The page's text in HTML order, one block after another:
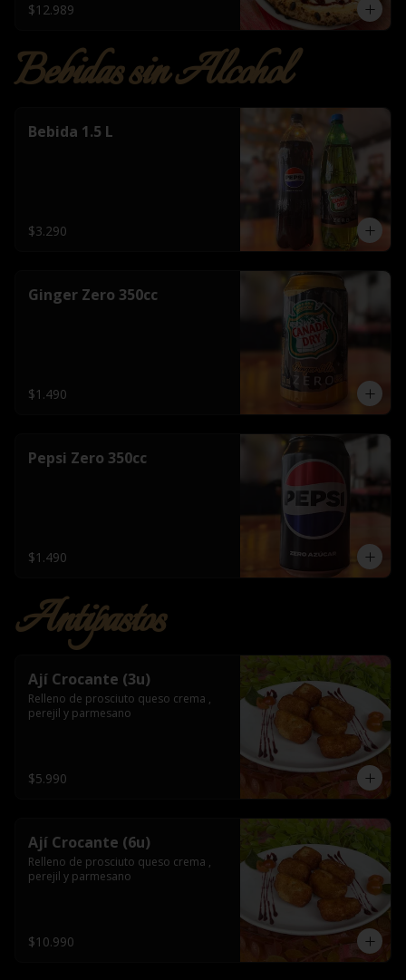
$12.989
Bebidas sin Alcohol
Bebida 1.5 L
$3.290
Ginger Zero 350cc
$1.490
Pepsi Zero 350cc
$1.490
Antipastos
Ají Crocante (3u)
Relleno de prosciuto queso crema ,
perejil y parmesano
$5.990
Ají Crocante (6u)
Relleno de prosciuto queso crema ,
perejil y parmesano
$10.990